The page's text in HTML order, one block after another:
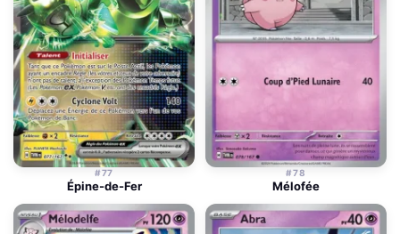
#77
Épine-de-Fer
#78
Mélofée